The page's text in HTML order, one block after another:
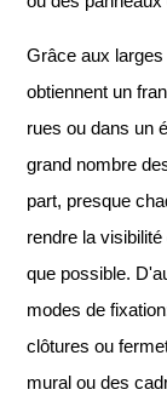
Grâce aux
obtiennent un
rues ou dans un
grand nombre
part, presque
rendre la
que possible.
modes de
clôtures ou
mural ou des